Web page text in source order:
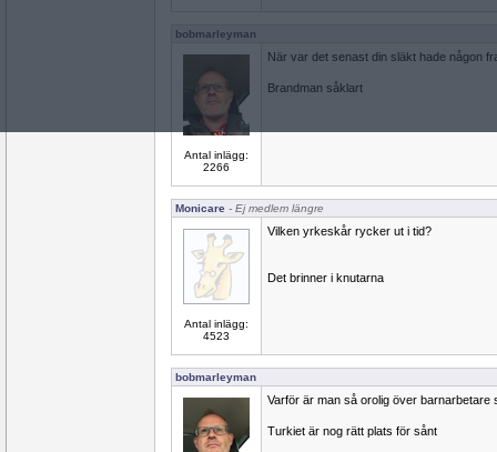
bobmarleyman
Antal inlägg:
2266
När var det senast din släkt hade någon
Brandman såklart
Monicare - Ej medlem längre
Antal inlägg:
4523
Vilken yrkeskår rycker ut i tid?
Det brinner i knutarna
bobmarleyman
Varför är man så orolig över barnarbetare
Turkiet är nog rätt plats för sånt